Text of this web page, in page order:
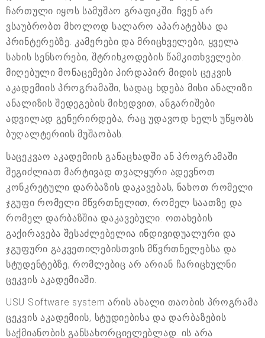
ჩართული იყოს სამუშაო გრაფიკში. ჩვენ არ
ვსაუბრობთ მხოლოდ სალარო აპარატებსა და
პრინტერებზე. კამერები და მრიცხველები, ყველა
სახის სენსორები, შტრიხკოდების წამკითხველები.
მიღებული მონაცემები პირდაპირ მიდის ცეკვის
აკადემიის პროგრამაში, სადაც ხდება მისი ანალიზი.
ანალიზის შედეგების მიხედვით, ანგარიშები
ადვილად გენერირდება, რაც უდავოდ ხელს უწყობს
ბუღალტერიის მუშაობას.
საცეკვაო აკადემიის განაცხადში ან პროგრამაში
შეგიძლიათ მარტივად თვალყური ადევნოთ
კონკრეტული დარბაზის დაკავებას, ნახოთ რომელი
ჯგუფი რომელი მწვრთნელით, რომელ საათზე და
რომელ დარბაზშია დაკავებული. ოთახების
გაქირავება შესაძლებელია ინდივიდუალური და
ჯგუფური გაკვეთილებისთვის მწვრთნელებსა და
სტუდენტებზე, რომლებიც არ არიან ჩარიცხულნი
ცეკვის აკადემიაში.
USU Software system არის ახალი თაობის პროგრამა
ცეკვის აკადემიის, სტუდიებისა და დარბაზების
საქმიანობის განსახორციელებლად. ის არა